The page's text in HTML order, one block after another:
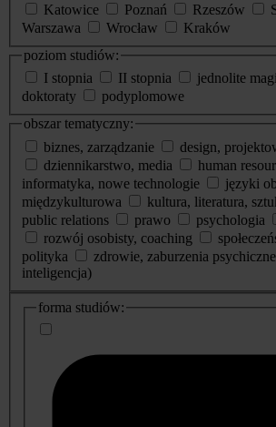
Katowice
Poznań Rzeszów
Warszawa
Wrocław
Kraków
poziom studiów:
I stopnia
II stopnia
jednolite
doktoraty
podyplomowe
obszar tematyczny:
biznes, zarządzanie
design,
dziennikarstwo, media
human
informatyka, nowe technologie
języki
międzykulturowa
kultura, literatura,
public relations
prawo psychologia
rozwój osobisty, coaching
polityka
zdrowie, zaburzenia psychiczne
inteligencja)
dodatkowe
informacje
forma studiów: